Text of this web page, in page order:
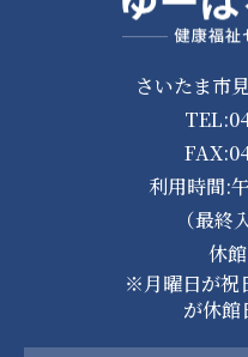
さいたま市
利用時間:
（最終
休
※月曜日が祝
が休館